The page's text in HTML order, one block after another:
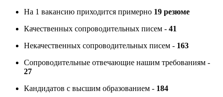
На 1 вакансию приходится примерно 19 резюме
Качественных сопроводительных писем - 41
Некачественных сопроводительных писем - 163
Сопроводительные отвечающие нашим требованиям -
27
Кандидатов с высшим образованием - 184